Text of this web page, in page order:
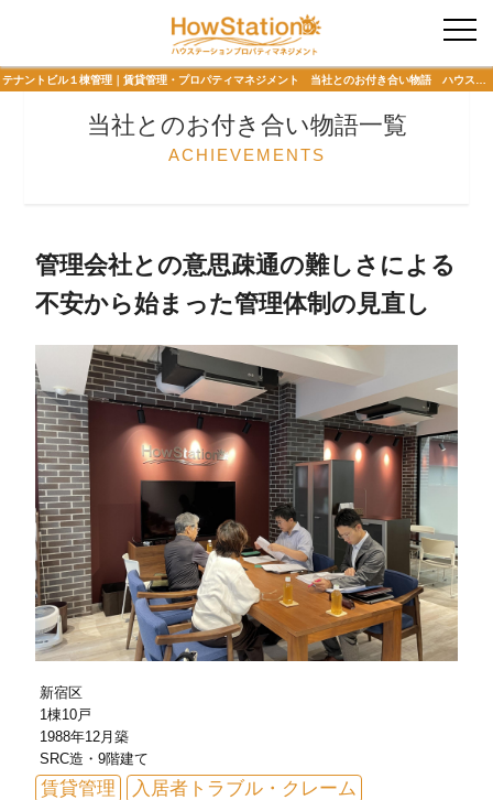
入居者様専用
当社とのお付き合い物語一覧
ACHIEVEMENTS
新宿区
1棟10戸
1988年12月築
SRC造・9階建て
賃貸管理
入居者トラブル・クレーム
管理会社との意思疎通の難しさによる
不安から始まった管理体制の見直し